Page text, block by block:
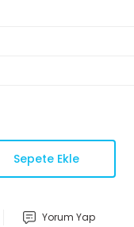
Sepete Ekle
Yorum Yap